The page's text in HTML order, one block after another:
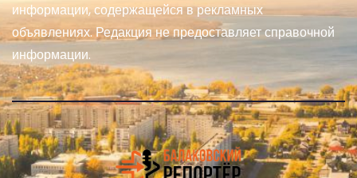
информации, содержащейся в рекламных
объявлениях. Редакция не предоставляет справочной
информации.